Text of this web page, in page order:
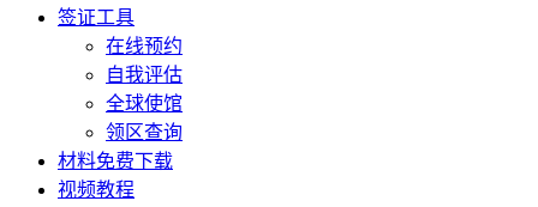
签证工具
在线预约
自我评估
全球使馆
领区查询
材料免费下载
视频教程